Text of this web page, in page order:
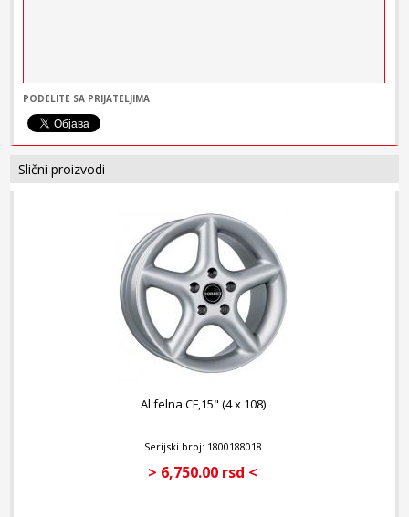
PODELITE SA PRIJATELJIMA
Slični proizvodi
Al felna CF,15" (4 x 108)
Serijski broj: 1800188018
> 6,750.00 rsd <